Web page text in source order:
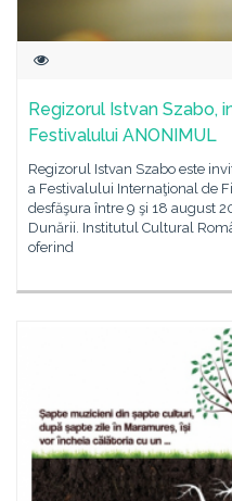
Regizorul Istvan Szabo,
Festivalului ANONIMUL
Regizorul Istvan Szabo este
a Festivalului Internaţional de
desfăşura între 9 şi 18 august
Dunării. Institutul Cultural
oferind